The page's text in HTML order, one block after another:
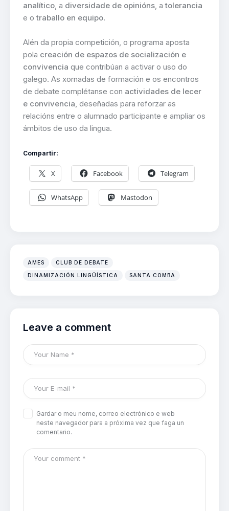
analítico , a diversidade de opinións , atolerancia
e otraballo en equipo.
Alén da propia competición, o programa aposta
pola creación de espazos de socialización e
convivencia que contribúan a activar o uso do
galego. As xornadas de formación e os encontros
de debate complétanse con actividades de lecer
e convivencia , deseñadas para reforzar as
relacións entre o alumnado participante e ampliar os
ámbitos de uso da lingua.
Compartir:
X Facebook Telegram
WhatsApp Mastodon
AMES CLUB DE DEBATE
DINAMIZACIÓN LINGÜÍSTICA SANTA COMBA
Leave a comment
Gardar o meu nome, correo electrónico e web
neste navegador para a próxima vez que faga un
comentario.